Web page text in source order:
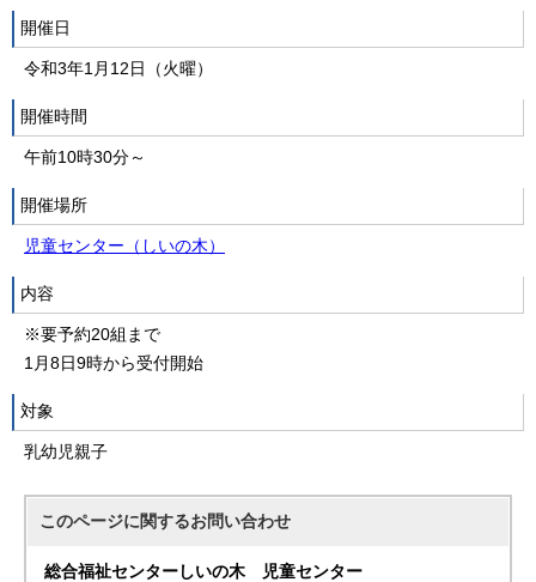
開催日
令和3年1月12日（火曜）
開催時間
午前10時30分～
開催場所
児童センター（しいの木）
内容
※要予約20組まで
1月8日9時から受付開始
対象
乳幼児親子
このページに関するお問い合わせ
総合福祉センターしいの木 児童センター